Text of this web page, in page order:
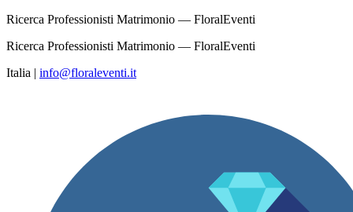
Ricerca Professionisti Matrimonio — FloralEventi
Ricerca Professionisti Matrimonio — FloralEventi
Italia | info@floraleventi.it